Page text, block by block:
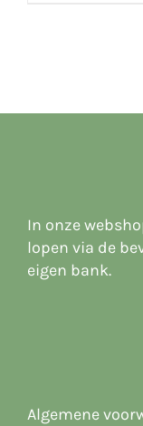
In onze
lopen via de
eigen bank.
Algemene